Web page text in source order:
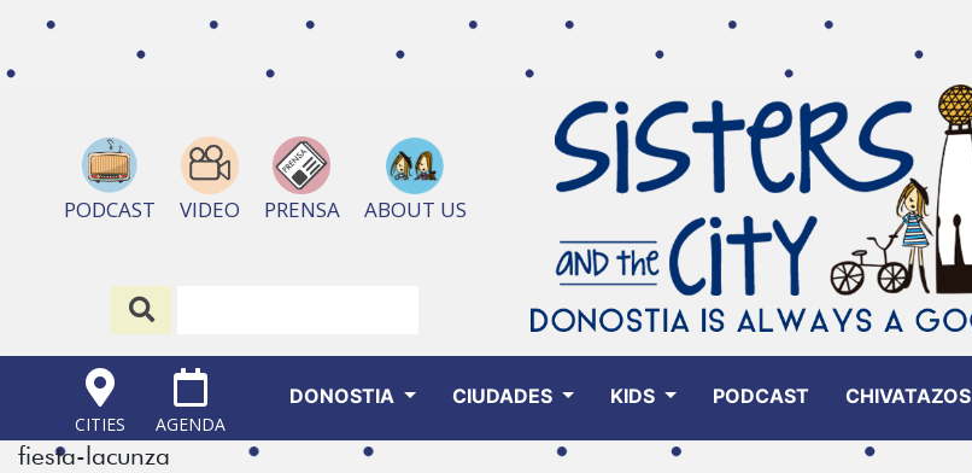
PODCAST VIDEO PRENSA ABOUT US
CITIES AGENDA
DONOSTIA CIUDADES KIDS PODCAST CHIVATAZOS
fiesta-lacunza